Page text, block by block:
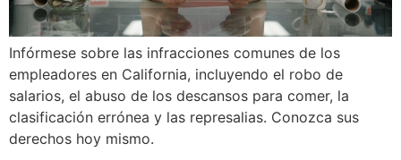
Infórmese sobre las infracciones comunes de los
empleadores en California, incluyendo el robo de
salarios, el abuso de los descansos para comer, la
clasificación errónea y las represalias. Conozca sus
derechos hoy mismo.